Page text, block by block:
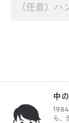
中
1984
ら、